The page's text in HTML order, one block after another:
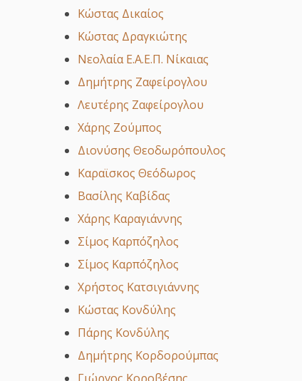
Κώστας Δικαίος
Κώστας Δραγκιώτης
Νεολαία Ε.Α.Ε.Π. Νίκαιας
Δημήτρης Ζαφείρογλου
Λευτέρης Ζαφείρογλου
Χάρης Ζούμπος
Διονύσης Θεοδωρόπουλος
Καραϊσκος Θεόδωρος
Βασίλης Καβίδας
Χάρης Καραγιάννης
Σίμος Καρπόζηλος
Σίμος Καρπόζηλος
Χρήστος Κατσιγιάννης
Κώστας Κονδύλης
Πάρης Κονδύλης
Δημήτρης Κορδορούμπας